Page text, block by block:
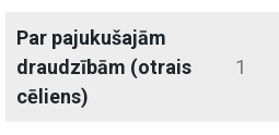
Par pajukušajām
draudzībām (otrais
cēliens)
1